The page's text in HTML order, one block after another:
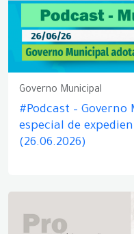
Governo Municipal
#Podcast –
especial de
(26.06.2026)